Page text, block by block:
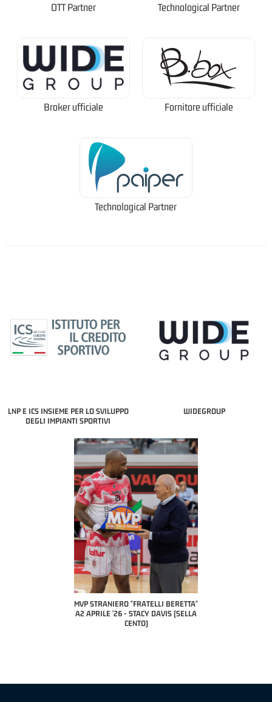
OTT Partner Technological Partner
Broker ufficiale Fornitore ufficiale
Technological Partner
LNP E ICS INSIEME PER LO SVILUPPO
DEGLI IMPIANTI SPORTIVI
WIDEGROUP
MVP "FRATELLI BERETTA" SAMUEL
DILAS B NAZIONALE APRILE '26 -
MARCO RESTELLI (TAV TREVIGLIO